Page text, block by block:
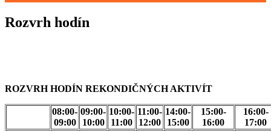
Rozvrh hodín
ROZVRH HODÍN REKONDIČNÝCH AKTIVÍT
08:00-
09:00
09:00-
10:00
10:00-
11:00
11:00-
12:00
14:00-
15:00
15:00-
16:00
16:00-
17:00